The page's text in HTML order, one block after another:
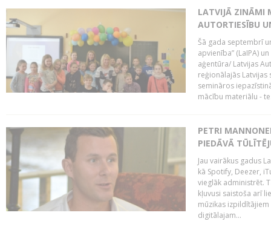
LATVIJĀ ZINĀMI
AUTORTIESĪBU
Šā gada septembrī
apvienība” (LaIPA)
aģentūra/ Latvijas
reģionālajās
semināros
mācību materiālu -
PETRI
PIEDĀVĀ
Jau vairākus gadus
kā Spotify, Deezer,
vieglāk administrēt.
kļuvusi saistoša arī
mūzikas
digitālajam...